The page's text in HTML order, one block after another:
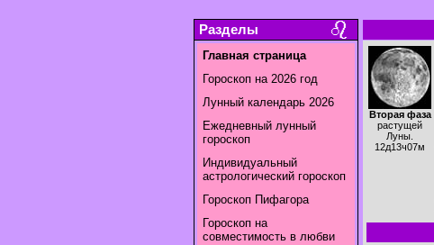
Разделы
Главная страница
Гороскоп на 2026 год
Лунный календарь 2026
Ежедневный лунный
гороскоп
Индивидуальный
астрологический гороскоп
Гороскоп Пифагора
Гороскоп на
совместимость в любви
Вторая фаза
растущей
Луны.
12д13ч07м